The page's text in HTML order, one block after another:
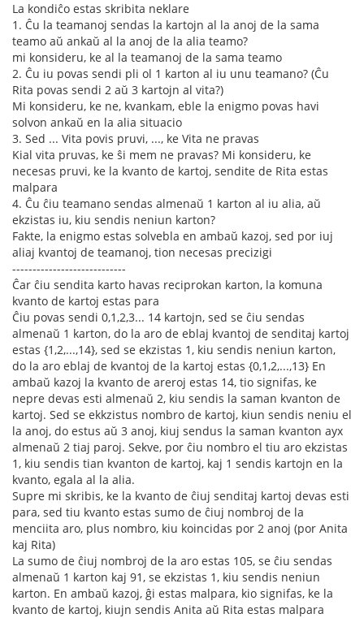
La kondiĉo estas skribita neklare
1. Ĉu la teamanoj sendas la kartojn al la anoj de la sama
teamo aŭ ankaŭ al la anoj de la alia teamo?
mi konsideru, ke al la teamanoj de la sama teamo
2. Ĉu iu povas sendi pli ol 1 karton al iu unu teamano? (Ĉu
Rita povas sendi 2 aŭ 3 kartojn al vita?)
Mi konsideru, ke ne, kvankam, eble la enigmo povas havi
solvon ankaŭ en la alia situacio
3. Sed ... Vita povis pruvi, ..., ke Vita ne pravas
Kial vita pruvas, ke ŝi mem ne pravas? Mi konsideru, ke
necesas pruvi, ke la kvanto de kartoj, sendite de Rita estas
malpara
4. Ĉu ĉiu teamano sendas almenaŭ 1 karton al iu alia, aŭ
ekzistas iu, kiu sendis neniun karton?
Fakte, la enigmo estas solvebla en ambaŭ kazoj, sed por iuj
aliaj kvantoj de teamanoj, tion necesas precizigi
----------------------------
Ĉar ĉiu sendita karto havas reciprokan karton, la komuna
kvanto de kartoj estas para
Ĉiu povas sendi 0,1,2,3... 14 kartojn, sed se ĉiu sendas
almenaŭ 1 karton, do la aro de eblaj kvantoj de senditaj kartoj
estas {1,2,...,14}, sed se ekzistas 1, kiu sendis neniun karton,
do la aro eblaj de kvantoj de la kartoj estas {0,1,2,...,13} En
ambaŭ kazoj la kvanto de areroj estas 14, tio signifas, ke
nepre devas esti almenaŭ 2, kiu sendis la saman kvanton de
kartoj. Sed se ekkzistus nombro de kartoj, kiun sendis neniu el
la anoj, do estus aŭ 3 anoj, kiuj sendus la saman kvanton ayx
almenaŭ 2 tiaj paroj. Sekve, por ĉiu nombro el tiu aro ekzistas
1, kiu sendis tian kvanton de kartoj, kaj 1 sendis kartojn en la
kvanto, egala al la alia.
Supre mi skribis, ke la kvanto de ĉiuj senditaj kartoj devas esti
para, sed tiu kvanto estas sumo de ĉiuj nombroj de la
menciita aro, plus nombro, kiu koincidas por 2 anoj (por Anita
kaj Rita)
La sumo de ĉiuj nombroj de la aro estas 105, se ĉiu sendas
almenaŭ 1 karton kaj 91, se ekzistas 1, kiu sendis neniun
karton. En ambaŭ kazoj, ĝi estas malpara, kio signifas, ke la
kvanto de kartoj, kiujn sendis Anita aŭ Rita estas malpara